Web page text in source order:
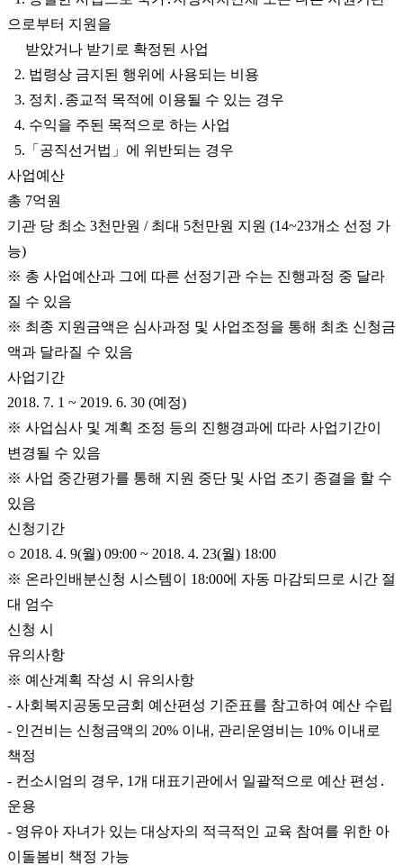
으로부터 지원을
받았거나 받기로 확정된 사업
2. 법령상 금지된 행위에 사용되는 비용
3. 정치․종교적 목적에 이용될 수 있는 경우
4. 수익을 주된 목적으로 하는 사업
5.「공직선거법」에 위반되는 경우
사업예산
총 7억원
기관 당 최소 3천만원 / 최대 5천만원 지원 (14~23개소 선정 가
능)
※ 총 사업예산과 그에 따른 선정기관 수는 진행과정 중 달라
질 수 있음
※ 최종 지원금액은 심사과정 및 사업조정을 통해 최초 신청금
액과 달라질 수 있음
사업기간
2018. 7. 1 ~ 2019. 6. 30 (예정)
※ 사업심사 및 계획 조정 등의 진행경과에 따라 사업기간이
변경될 수 있음
※ 사업 중간평가를 통해 지원 중단 및 사업 조기 종결을 할 수
있음
신청기간
○ 2018. 4. 9(월) 09:00 ~ 2018. 4. 23(월) 18:00
※ 온라인배분신청 시스템이 18:00에 자동 마감되므로 시간 절
대 엄수
신청 시
유의사항
※ 예산계획 작성 시 유의사항
- 사회복지공동모금회 예산편성 기준표를 참고하여 예산 수립
- 인건비는 신청금액의 20% 이내, 관리운영비는 10% 이내로
책정
- 컨소시엄의 경우, 1개 대표기관에서 일괄적으로 예산 편성․
운용
- 영유아 자녀가 있는 대상자의 적극적인 교육 참여를 위한 아
이돌봄비 책정 가능